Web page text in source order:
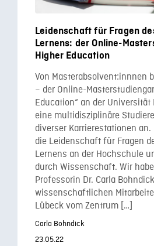
Leidenschaft für Fragen
Lernens: der Online-
Higher Education
Von Masterabsolvent:innnen
– der Online-
Education“ an der Universität
eine multidisziplinäre
diverser Karrierestationen
die Leidenschaft für Fragen
Lernens an der Hochschule
durch Wissenschaft. Wir
Professorin Dr. Carla
wissenschaftlichen
Lübeck vom Zentrum […]
Carla Bohndick
23.05.22